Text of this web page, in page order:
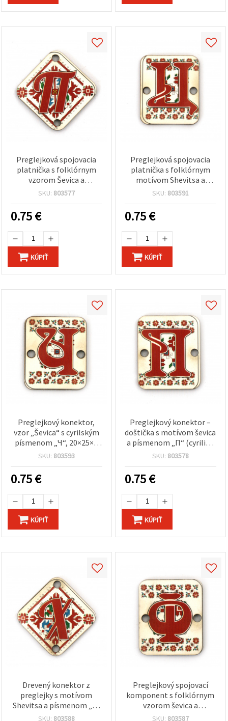
Preglejková spojovacia
platnička s folklórnym
vzorom Ševica a
písmenom „П“, 30x2 mm,
SKU: 803577
0.75€
KÚPIŤ
Preglejková spojovacia
platnička s folklórnym
motívom Shevitsa a
písmenom „Ц“ (cyrilika
2,5 mm — sada 5 ks
SKU: 803591
0.75€
KÚPIŤ
Preglejkový konektor,
vzor „Ševica“ s cyrilským
písmenom „Ч“, 20×25×2
mm, otvor 2,5 mm –
SKU: 803593
0.75€
KÚPIŤ
Preglejkový konektor –
doštička s motívom ševica
a písmenom „П“ (cyrilika
„P“), 20×25×2 mm, otvor
SKU: 803578
0.75€
KÚPIŤ
Drevený konektor z
preglejky s motívom
Shevitsa a písmenom „Х“
(cyrilika „ch“), 30x2 mm,
SKU: 803588
Preglejkový spojovací
komponent s folklórnym
vzorom ševica a
písmenom cyriliky „Ф“,
SKU: 803587